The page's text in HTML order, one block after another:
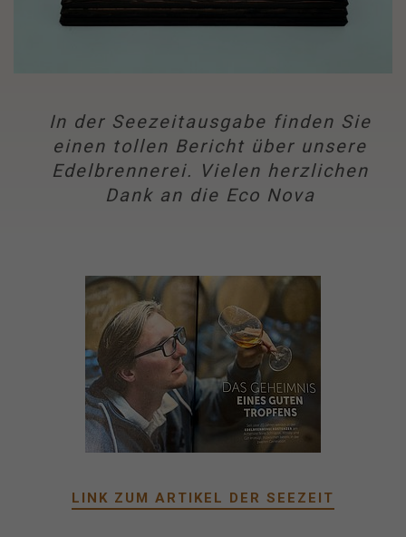
In der Seezeitausgabe finden Sie
einen tollen Bericht über unsere
Edelbrennerei. Vielen herzlichen
Dank an die Eco Nova
LINK ZUM ARTIKEL DER SEEZEIT